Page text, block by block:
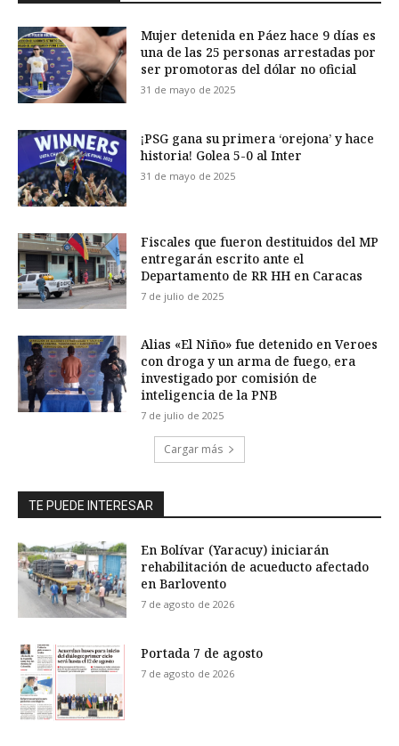
Mujer detenida en Páez hace 9 días es
una de las 25 personas arrestadas por
ser promotoras del dólar no oficial
31 de mayo de 2025
¡PSG gana su primera ‘orejona’ y hace
historia! Golea 5-0 al Inter
31 de mayo de 2025
Fiscales que fueron destituidos del MP
entregarán escrito ante el
Departamento de RR HH en Caracas
7 de julio de 2025
Alias «El Niño» fue detenido en Veroes
con droga y un arma de fuego, era
investigado por comisión de
inteligencia de la PNB
7 de julio de 2025
Cargar más
TE PUEDE INTERESAR
En Bolívar (Yaracuy) iniciarán
rehabilitación de acueducto afectado
en Barlovento
7 de agosto de 2026
Portada 7 de agosto
7 de agosto de 2026